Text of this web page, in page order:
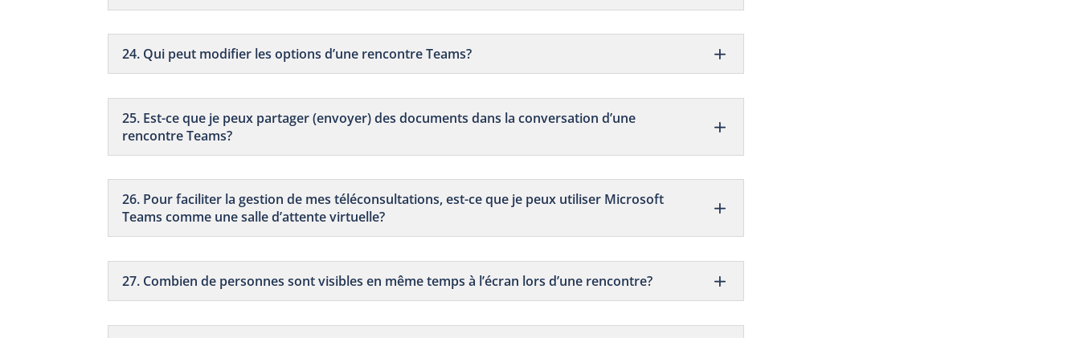
24. Qui peut modifier les options d’une rencontre Teams?
25. Est-ce que je peux partager (envoyer) des documents dans la conversation d’une
rencontre Teams?
26. Pour faciliter la gestion de mes téléconsultations, est-ce que je peux utiliser Microsoft
Teams comme une salle d’attente virtuelle?
27. Combien de personnes sont visibles en même temps à l’écran lors d’une rencontre?